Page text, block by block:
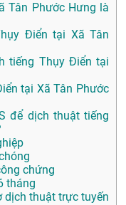
Tân Phước Hưng là
Điển tại Xã Tân
tiếng Thụy Điển tại
tại Xã Tân Phước
để dịch thuật tiếng
chứng
tháng
dịch thuật trực tuyến